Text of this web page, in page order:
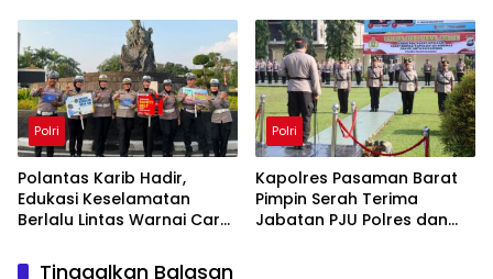
Nasional Desa Tapung
Jaya
Polri
Polantas Karib Hadir,
Edukasi Keselamatan
Berlalu Lintas Warnai Car
Polri
Kapolres Pasaman Barat
Pimpin Serah Terima
Jabatan PJU Polres dan
Tinggalkan Balasan